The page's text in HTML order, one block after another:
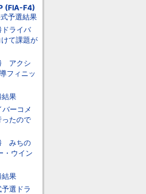
(FIA-F4)
予選結果
ライバ
て課題が
アクシ
フィニッ
結果
ーコメ
たので
みちの
・ウイン
結果
選ドラ